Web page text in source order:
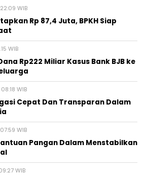
WIB
Rp 87,4 Juta, BPKH Siap
WIB
Rp222 Miliar Kasus Bank BJB ke
WIB
Cepat Dan Transparan Dalam
WIB
Pangan Dalam Menstabilkan
WIB